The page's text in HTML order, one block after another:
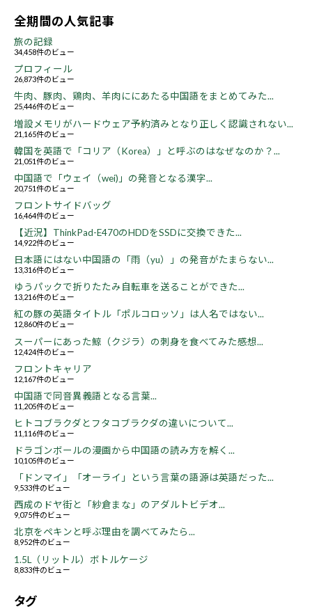
全期間の人気記事
旅の記録
34,458件のビュー
プロフィール
26,873件のビュー
牛肉、豚肉、鶏肉、羊肉ににあたる中国語をまとめてみた...
25,446件のビュー
増設メモリがハードウェア予約済みとなり正しく認識されない...
21,165件のビュー
韓国を英語で「コリア（Korea）」と呼ぶのはなぜなのか？...
21,051件のビュー
中国語で「ウェイ（wei)」の発音となる漢字...
20,751件のビュー
フロントサイドバッグ
16,464件のビュー
【近況】ThinkPad-E470のHDDをSSDに交換できた...
14,922件のビュー
日本語にはない中国語の「雨（yu）」の発音がたまらない...
13,316件のビュー
ゆうパックで折りたたみ自転車を送ることができた...
13,216件のビュー
紅の豚の英語タイトル「ポルコロッソ」は人名ではない...
12,860件のビュー
スーパーにあった鯨（クジラ）の刺身を食べてみた感想...
12,424件のビュー
フロントキャリア
12,167件のビュー
中国語で同音異義語となる言葉...
11,205件のビュー
ヒトコブラクダとフタコブラクダの違いについて...
11,116件のビュー
ドラゴンボールの漫画から中国語の読み方を解く...
10,105件のビュー
「ドンマイ」「オーライ」という言葉の語源は英語だった...
9,533件のビュー
西成のドヤ街と「紗倉まな」のアダルトビデオ...
9,075件のビュー
北京をペキンと呼ぶ理由を調べてみたら...
8,952件のビュー
1.5L（リットル）ボトルケージ
8,833件のビュー
タグ